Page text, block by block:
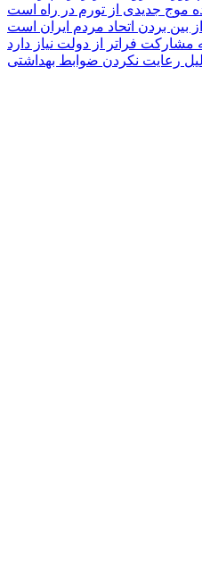
موج جدیدی از تورم در راه است
بین بردن اتحاد مردم ایران است
مشارکت فراتر از دولت نیاز دارد